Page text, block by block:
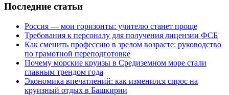
Последние статьи
Россия — мои горизонты: учителю станет проще
Требования к персоналу для получения лицензии ФСБ
Как сменить профессию в зрелом возрасте: руководство
по грамотной переподготовке
Почему морские круизы в Средиземном море стали
главным трендом года
Экономика впечатлений: как изменился спрос на
круизный отдых в Башкирии